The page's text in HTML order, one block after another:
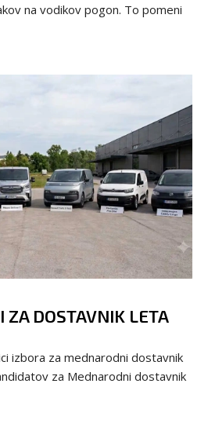
na vodikov pogon. To pomeni
DOSTAVNIK LETA
izbora za mednarodni dostavnik
za Mednarodni dostavnik